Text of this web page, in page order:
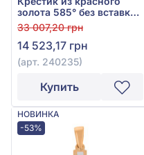
золота 585° без вставки,
арт. 240235
33 007,20 грн
14 523,17 грн
(арт. 240235)
Купить
НОВИНКА
-53%